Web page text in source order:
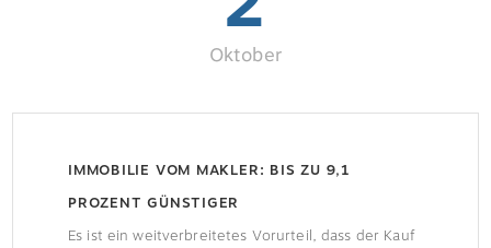
Oktober
IMMOBILIE VOM MAKLER: BIS ZU 9,1
PROZENT GÜNSTIGER
Es ist ein weitverbreitetes Vorurteil, dass der Kauf